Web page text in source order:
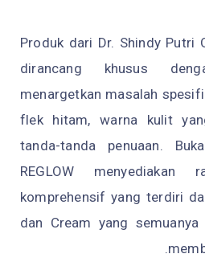
Produk dari Dr. Shindy
dirancang khusus
menargetkan masalah
flek hitam, warna kulit
tanda-tanda penuaan.
REGLOW menyediakan
komprehensif yang terdiri
dan Cream yang